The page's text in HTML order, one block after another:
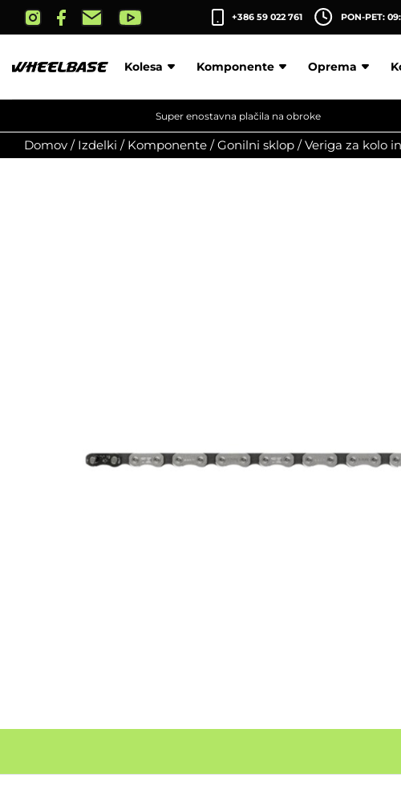
content
+386 59 022 761 PON-PET:
Kolesa Komponente Oprema
Super enostavna plačila na obroke
Domov / Izdelki / Komponente /Gonilni sklop /Veriga za kolo